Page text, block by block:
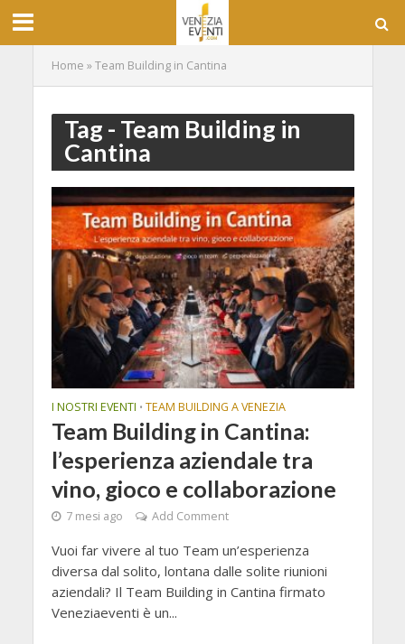
Home »Team Building in Cantina
Tag - Team Building in
Cantina
I NOSTRI EVENTI • TEAM BUILDING A VENEZIA
Team Building in Cantina:
l’esperienza aziendale tra
vino, gioco e collaborazione
7 mesi ago Add Comment
Vuoi far vivere al tuo Team un’esperienza
diversa dal solito, lontana dalle solite riunioni
aziendali? Il Team Building in Cantina firmato
Veneziaeventi è un...